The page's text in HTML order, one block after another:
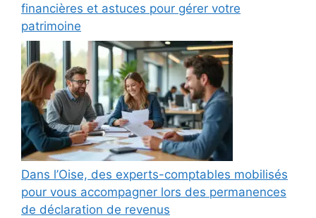
financières et astuces pour gérer votre
patrimoine
Dans l’Oise, des experts-comptables mobilisés
pour vous accompagner lors des permanences
de déclaration de revenus